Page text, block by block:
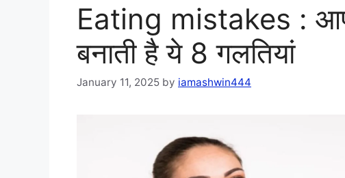
Eating mistakes :
बनाती है ये 8 गलतियां
January 11, 2025 by iamashwin444